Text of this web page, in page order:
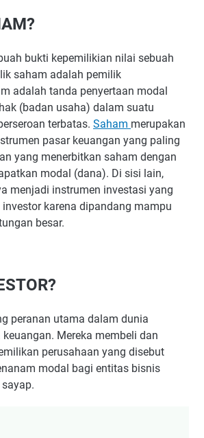
bukti kepemilikian nilai sebuah
saham adalah pemilik
adalah tanda penyertaan modal
(badan usaha) dalam suatu
terbatas. Saham merupakan
pasar keuangan yang paling
yang menerbitkan saham dengan
modal (dana). Di sisi lain,
menjadi instrumen investasi yang
karena dipandang mampu
besar.
peranan utama dalam dunia
Mereka membeli dan
perusahaan yang disebut
modal bagi entitas bisnis